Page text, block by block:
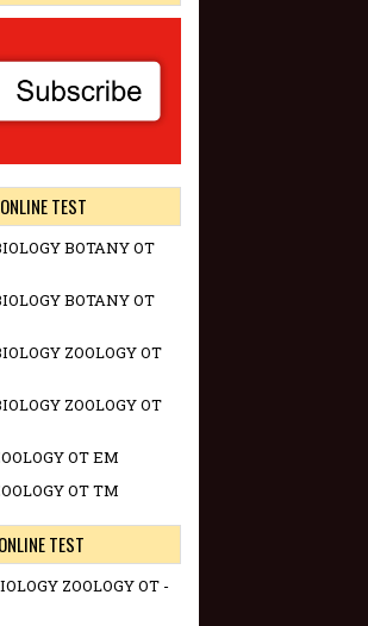
TEST
BOTANY OT
BOTANY OT
ZOOLOGY OT
ZOOLOGY OT
OT EM
OT TM
TEST
ZOOLOGY OT -